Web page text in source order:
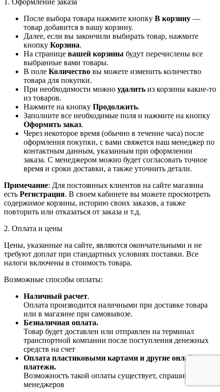
После выбора товара нажмите кнопку В корзину —
товар добавится в вашу корзину.
Далее, если вы закончили выбирать товар, нажмите
кнопку Корзина.
На странице вашей корзины будут перечислены все
выбранные вами товары.
В поле Количество вы можете изменить количество
товара для покупки.
При необходимости можно удалить из корзины какие-то
из товаров.
Нажмите на кнопку Продолжить.
Заполните все необходимые поля и нажмите на кнопку
Оформить заказ.
Через некоторое время (обычно в течение часа) после
оформления покупки, с вами свяжется наш менеджер по
контактным данным, указанным при оформлении
заказа. С менеджером можно будет согласовать точное
время и сроки доставки, а также уточнить детали.
Примечание: Для постоянных клиентов на сайте магазина
есть Регистрация. В своем кабинете вы можете просмотреть
содержимое корзины, историю своих заказов, а также
повторить или отказаться от заказа и т.д.
2. Оплата и цены
Цены, указанные на сайте, являются окончательными и не
требуют доплат при стандартных условиях поставки. Все
налоги включены в стоимость товара.
Возможные способы оплаты:
Наличный расчет.
Оплата производится наличными при доставке товара
или в магазине при самовывозе.
Безналичная оплата.
Товар будет доставлен или отправлен на терминал
транспортной компании после поступления денежных
средств на счет
Оплата пластиковыми картами и другие онлайн-
платежи.
Возможность такой оплаты существует, спрашивайте у
менеджеров